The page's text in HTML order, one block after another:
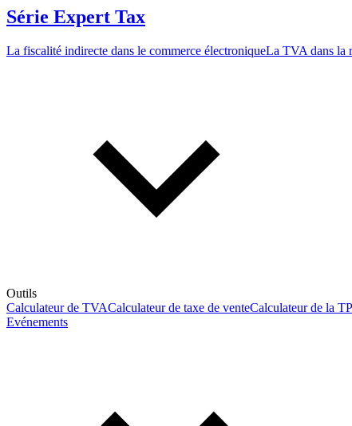
Série Expert Tax
La fiscalité indirecte dans le commerce électroniqueLa TVA dans la
Outils
Calculateur de TVACalculateur de taxe de venteCalculateur de la
Evénements